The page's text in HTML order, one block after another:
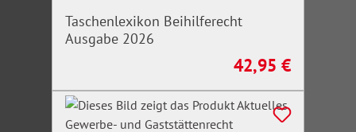
Taschenlexikon Beihilferecht
Ausgabe 2026
Regulärer Preis:
42,95 €